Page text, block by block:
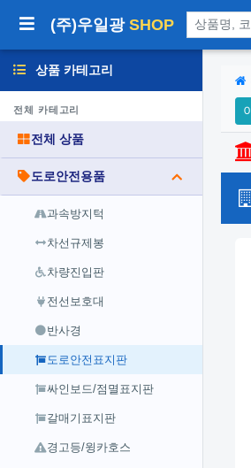
(주)우일광 SHOP 상품 검색
상품 카테고리
전체 카테고리
전체 상품
도로안전용품
과속방지턱
차선규제봉
차량진입판
전선보호대
반사경
도로안전표지판
싸인보드/점멸표지판
갈매기표지판
경고등/윙카호스